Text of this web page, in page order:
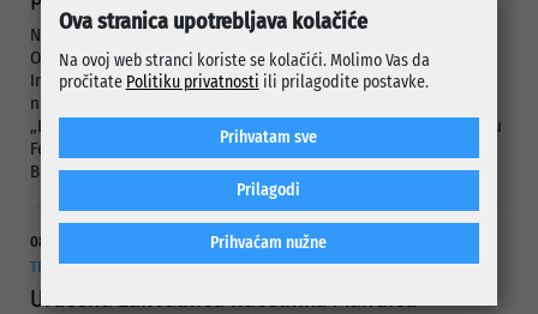
Načelnik Općine Centar Srđan Mandić i predsjedavajući
Općinskog vijeća Benjamin Isović ugostili su predstavnike
Instituta za razvoj mladih KULT i službenike za mlade u okviru
novog Job shadowing programa za službenike za mlade u BiH –
„Lokalna praksa, zajedničko znanje!“, koji se provodi uz podršku
Federalnog ministarstva kulture i sporta i Švedske ambasade u
BiH.
08.10.2025.
TENISKI KLUB „TENIS PRO“
Uručena zahvalnicu načelniku Mandiću
Ova stranica upotrebljava kolačiće
Na ovoj web stranci koriste se kolačići. Molimo Vas da
pročitate Politiku privatnosti ili prilagodite postavke.
Prihvaćam nužne
Prilagodi
Prihvatam sve